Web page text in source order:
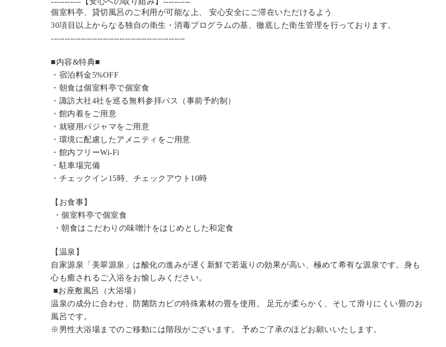
個室料亭、貸切風呂のご利用が可能な上、 安心安全にご滞在いただけるよう
30項目以上からなる独自の衛生・消毒プログラムの基、徹底した衛生管理を行っております。
-------------------------------------------------
■内容&特典■
・宿泊料金5%OFF
・朝食は個室料亭で個室食
・諏訪大社4社を巡る無料参拝バス（事前予約制）
・館内着をご用意
・就寝用パジャマをご用意
・環境に配慮したアメニティをご用意
・館内フリーWi-Fi
・駐車場完備
・チェックイン15時、チェックアウト10時
【お食事】
・個室料亭で個室食
・朝食はこだわりの味噌汁をはじめとした和定食
【温泉】
自家源泉「美翠源泉」は酸化の進みが遅く新鮮で若返りの効果が高い、極めて希有な源泉です。身も
心も癒されるご入浴をお愉しみください。
■お座敷風呂（大浴場）
温泉の成分に合わせ、防菌防カビの特殊素材の畳を使用。 足元が柔らかく、そして滑りにくい畳のお
風呂です。
※男性大浴場までのご移動には階段がございます。 予めご了承のほどお願いいたします。